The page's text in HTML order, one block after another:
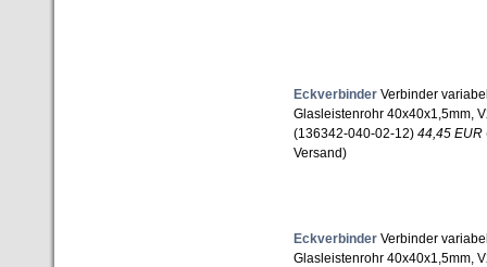
Eckverbinder Verbinder
Glasleistenrohr 40x40x1,5mm,
(136342-040-02-12) 44,45 EUR
Versand)
Eckverbinder Verbinder
Glasleistenrohr 40x40x1,5mm,